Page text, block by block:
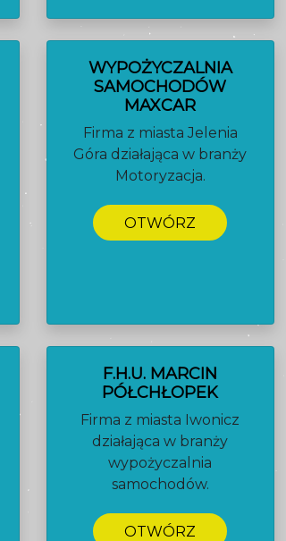
WYPOŻYCZALNIA
SAMOCHODÓW
MAXCAR
Firma z miasta Jelenia
Góra działająca w branży
Motoryzacja.
OTWÓRZ
F.H.U. MARCIN
PÓŁCHŁOPEK
Firma z miasta Iwonicz
działająca w branży
wypożyczalnia
samochodów.
OTWÓRZ